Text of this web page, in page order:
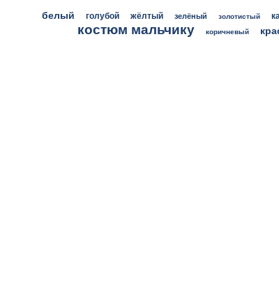
белый голубой жёлтый зелёный золотистый
костюм мальчику
коричневый